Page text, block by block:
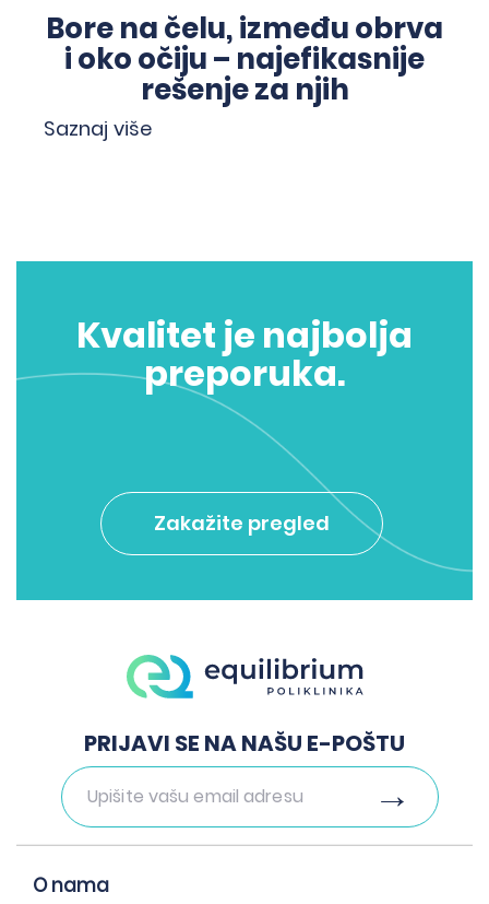
Bore na čelu, između obrva
i oko očiju – najefikasnije
rešenje za njih
Saznaj više
Kvalitet je najbolja
preporuka.
Zakažite pregled
PRIJAVI SE NA NAŠU E-POŠTU
O nama